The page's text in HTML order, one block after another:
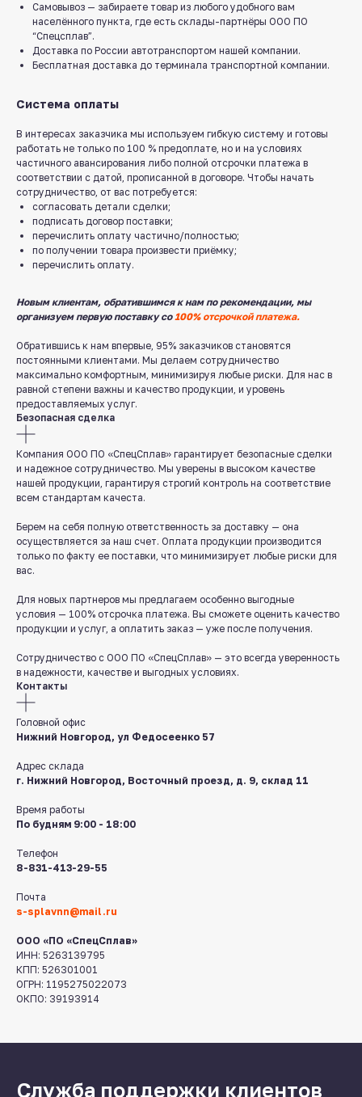
Самовывоз — забираете товар из любого удобного вам
населённого пункта, где есть склады-партнёры ООО ПО
“Спецсплав”.
Доставка по России автотранспортом нашей компании.
Бесплатная доставка до терминала транспортной компании.
Система оплаты
В интересах заказчика мы используем гибкую систему и готовы
работать не только по 100 % предоплате, но и на условиях
частичного авансирования либо полной отсрочки платежа в
соответствии с датой, прописанной в договоре. Чтобы начать
сотрудничество, от вас потребуется:
согласовать детали сделки;
подписать договор поставки;
перечислить оплату частично/полностью;
по получении товара произвести приёмку;
перечислить оплату.
Новым клиентам, обратившимся к нам по рекомендации, мы
организуем первую поставку со100% отсрочкой платежа.
Обратившись к нам впервые, 95% заказчиков становятся
постоянными клиентами. Мы делаем сотрудничество
максимально комфортным, минимизируя любые риски. Для нас в
равной степени важны и качество продукции, и уровень
предоставляемых услуг.
Безопасная сделка
Компания ООО ПО «СпецСплав» гарантирует безопасные сделки
и надежное сотрудничество. Мы уверены в высоком качестве
нашей продукции, гарантируя строгий контроль на соответствие
всем стандартам качеста.
Берем на себя полную ответственность за доставку — она
осуществляется за наш счет. Оплата продукции производится
только по факту ее поставки, что минимизирует любые риски для
вас.
Для новых партнеров мы предлагаем особенно выгодные
условия — 100% отсрочка платежа. Вы сможете оценить качество
продукции и услуг, а оплатить заказ — уже после получения.
Сотрудничество с ООО ПО «СпецСплав» — это всегда уверенность
в надежности, качестве и выгодных условиях.
Контакты
Головной офис
Нижний Новгород, ул Федосеенко 57
Адрес склада
г. Нижний Новгород, Восточный проезд, д. 9, склад 11
Время работы
По будням 9:00 - 18:00
Телефон
8-831-413-29-55
Почта
s-splavnn@mail.ru
ООО «ПО «СпецСплав»
ИНН: 5263139795
КПП: 526301001
ОГРН: 1195275022073
ОКПО: 39193914
Заказать звонок
Работаем ежедневно с 8:00 до 18:00
Пишите нам
в мессенджерах
8 831 413 29 55
Нижний Новгород,
ул Федосеенко, 57
s-splavnn@mail.ru
8 831 413 29 55
Калькуляторы
Доставка
Производство
Каталог